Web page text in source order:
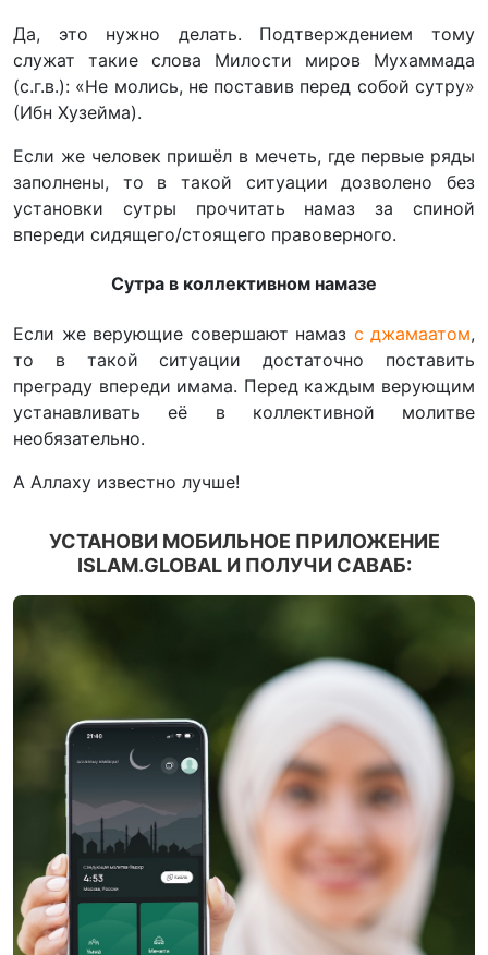
Да, это нужно делать. Подтверждением тому
служат такие слова Милости миров Мухаммада
(с.г.в.): «Не молись, не поставив перед собой сутру»
(Ибн Хузейма).
Если же человек пришёл в мечеть, где первые ряды
заполнены, то в такой ситуации дозволено без
установки сутры прочитать намаз за спиной
впереди сидящего/стоящего правоверного.
Сутра в коллективном намазе
Если же верующие совершают намаз с джамаатом,
то в такой ситуации достаточно поставить
преграду впереди имама. Перед каждым верующим
устанавливать её в коллективной молитве
необязательно.
А Аллаху известно лучше!
УСТАНОВИ МОБИЛЬНОЕ ПРИЛОЖЕНИЕ
ISLAM.GLOBAL И ПОЛУЧИ САВАБ: